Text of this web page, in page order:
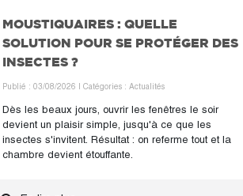
MOUSTIQUAIRES : QUELLE
SOLUTION POUR SE PROTÉGER DES
INSECTES ?
Publié : 03/08/2026 | Catégories : Actualités
Dès les beaux jours, ouvrir les fenêtres le soir
devient un plaisir simple, jusqu'à ce que les
insectes s'invitent. Résultat : on referme tout et la
chambre devient étouffante.